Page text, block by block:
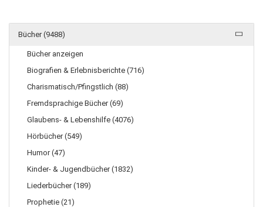
Bücher (9488)
Bücher anzeigen
Biografien & Erlebnisberichte (716)
Charismatisch/Pfingstlich (88)
Fremdsprachige Bücher (69)
Glaubens- & Lebenshilfe (4076)
Hörbücher (549)
Humor (47)
Kinder- & Jugendbücher (1832)
Liederbücher (189)
Prophetie (21)